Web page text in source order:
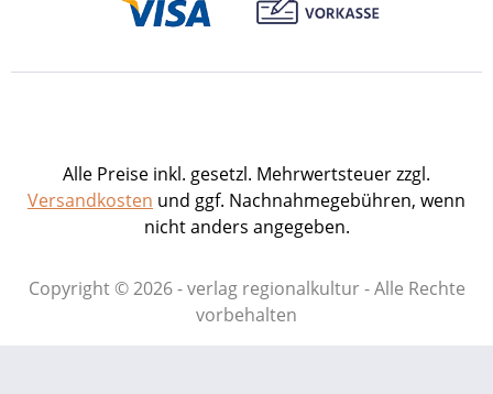
Alle Preise inkl. gesetzl. Mehrwertsteuer zzgl.
Versandkosten und ggf. Nachnahmegebühren, wenn
nicht anders angegeben.
Copyright © 2026 - verlag regionalkultur - Alle Rechte
vorbehalten